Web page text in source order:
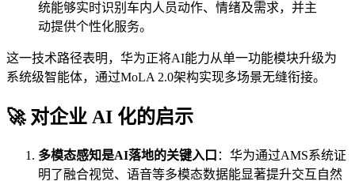
统能够实时识别车内人员动作、情绪及需求，并主
动提供个性化服务。
这一技术路径表明，华为正将AI能力从单一功能模块升级为
系统级智能体，通过MoLA 2.0架构实现多场景无缝衔接。
🚀 对企业 AI 化的启示
多模态感知是AI落地的关键入口 ：华为通过AMS系统证
明了融合视觉、语音等多模态数据能显著提升交互自然